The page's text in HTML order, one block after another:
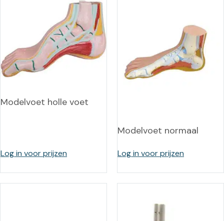
Modelvoet holle voet
Log in voor prijzen
Modelvoet normaal
Log in voor prijzen